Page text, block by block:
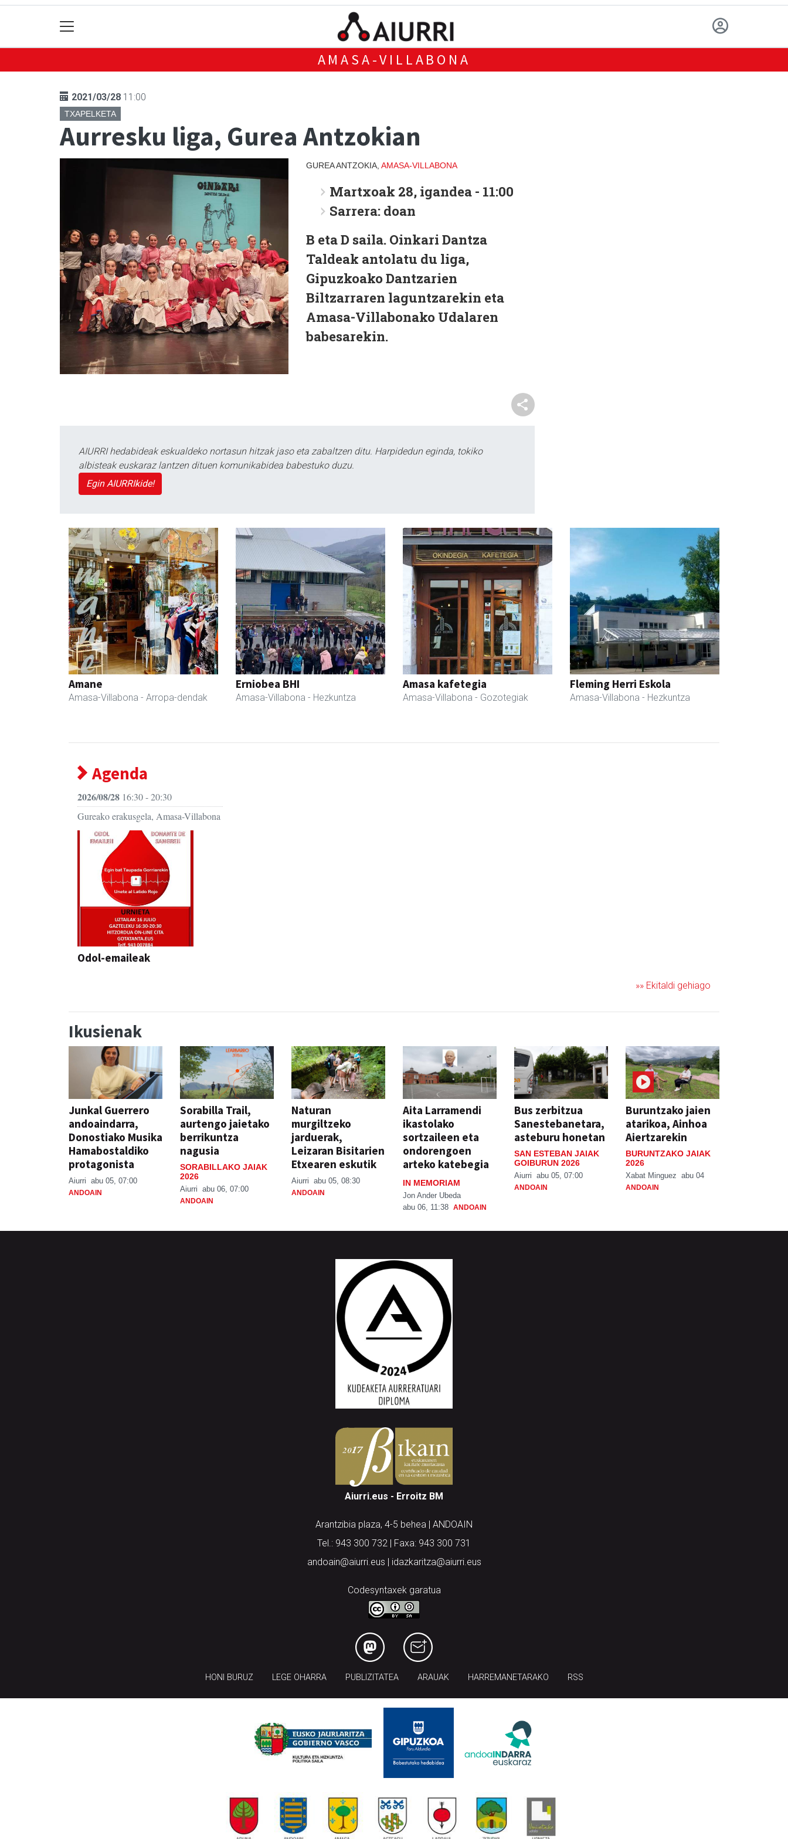
AMASA-VILLABONA
2021/03/28 11:00
TXAPELKETA
Aurresku liga, Gurea Antzokian
GUREA ANTZOKIA, AMASA-VILLABONA
Martxoak 28, igandea - 11:00
Sarrera: doan
B eta D saila. Oinkari Dantza
Taldeak antolatu du liga,
Gipuzkoako Dantzarien
Biltzarraren laguntzarekin eta
Amasa-Villabonako Udalaren
babesarekin.
AIURRI hedabideak eskualdeko nortasun hitzak jaso eta zabaltzen ditu. Harpidedun eginda, tokiko
albisteak euskaraz lantzen dituen komunikabidea babestuko duzu.
Egin AIURRIkide!
Amane
Amasa-Villabona - Arropa-dendak
Erniobea BHI
Amasa-Villabona - Hezkuntza
Amasa kafetegia
Amasa-Villabona - Gozotegiak
Fleming Herri Eskola
Amasa-Villabona - Hezkuntza
Agenda
2026/08/28 16:30 - 20:30
Gureako erakusgela, Amasa-Villabona
Odol-emaileak
»» Ekitaldi gehiago
Ikusienak
Junkal Guerrero
andoaindarra,
Donostiako Musika
Hamabostaldiko
protagonista
Aiurri abu 05, 07:00
ANDOAIN
Sorabilla Trail,
aurtengo jaietako
berrikuntza
nagusia
SORABILLAKO JAIAK
2026
Aiurri abu 06, 07:00
ANDOAIN
Naturan
murgiltzeko
jarduerak,
Leizaran Bisitarien
Etxearen eskutik
Aiurri abu 05, 08:30
ANDOAIN
Aita Larramendi
ikastolako
sortzaileen eta
ondorengoen
arteko katebegia
IN MEMORIAM
Jon Ander Ubeda
abu 06, 11:38 ANDOAIN
Bus zerbitzua
Sanestebanetara,
asteburu honetan
SAN ESTEBAN JAIAK
GOIBURUN 2026
Aiurri abu 05, 07:00
ANDOAIN
Buruntzako jaien
atarikoa, Ainhoa
Aiertzarekin
BURUNTZAKO JAIAK
2026
Xabat Minguez abu 04
ANDOAIN
Aiurri.eus - Erroitz BM
Arantzibia plaza, 4-5 behea | ANDOAIN
Tel.: 943 300 732 | Faxa: 943 300 731
andoain@aiurri.eus | idazkaritza@aiurri.eus
Codesyntaxek garatua
HONI BURUZ LEGE OHARRA PUBLIZITATEA ARAUAK HARREMANETARAKO RSS